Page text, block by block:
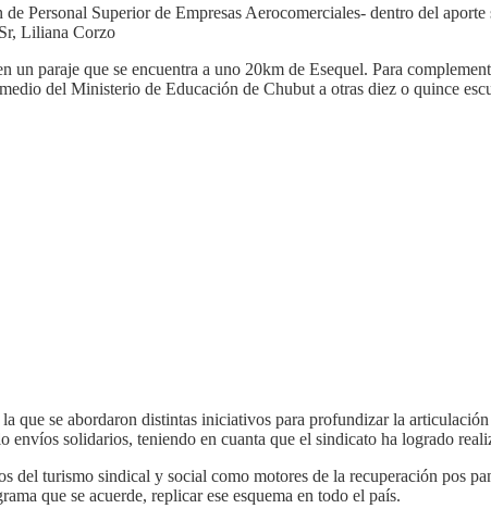
Personal Superior de Empresas Aerocomerciales- dentro del
Liliana Corzo
un paraje que se encuentra a uno 20km de Esequel. Para
del Ministerio de Educación de Chubut a otras diez o quince
que se abordaron distintas iniciativos para profundizar la
envíos solidarios, teniendo en cuanta que el sindicato ha logrado
del turismo sindical y social como motores de la recuperación pos
que se acuerde, replicar ese esquema en todo el país.